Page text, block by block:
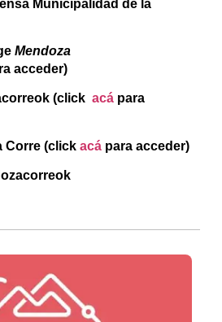
Municipalidad de la
Mendoza
acceder)
(click acápara
Corre (click acápara acceder)